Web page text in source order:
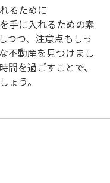
るために
手に入れるための素
つつ、注意点もしっ
不動産を見つけまし
間を過ごすことで、
ょう。